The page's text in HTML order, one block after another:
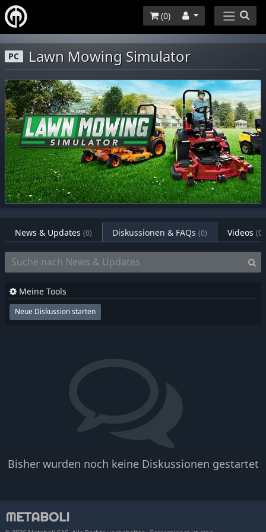
(0)
PC Lawn Mowing Simulator
News & Updates (0) Diskussionen & FAQs (0) Videos (0)
Bisher wurden noch keine Diskussionen gestartet
Meine Tools
Neue Diskussion starten